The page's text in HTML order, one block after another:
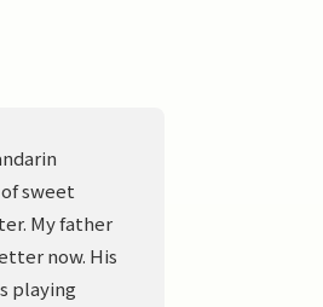
sweet
My father
now. His
playing